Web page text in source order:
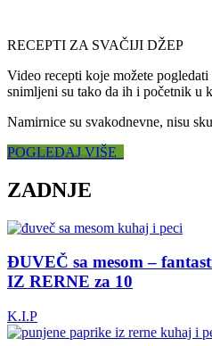
RECEPTI ZA SVAČIJI DŽEP
Video recepti koje možete
snimljeni su tako da ih i početnik u
Namirnice su svakodnevne, nisu
POGLEDAJ VIŠE
ZADNJE
ĐUVEČ sa mesom –
IZ RERNE za 10
K.I.P